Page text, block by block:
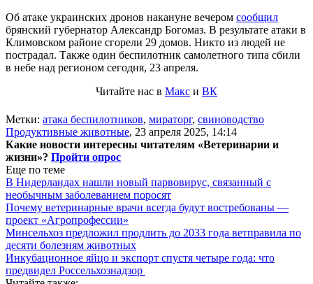
Об атаке украинских дронов накануне вечером сообщил
брянский губернатор Александр Богомаз. В результате атаки в
Климовском районе сгорели 29 домов. Никто из людей не
пострадал. Также один беспилотник самолетного типа сбили
в небе над регионом сегодня, 23 апреля.
Читайте нас в Макс и ВК
Метки: атака беспилотников, мираторг, свиноводство
Продуктивные животные, 23 апреля 2025, 14:14
Какие новости интересны читателям «Ветеринарии и
жизни»? Пройти опрос
Еще по теме
В Нидерландах нашли новый парвовирус, связанный с
необычным заболеванием поросят
Почему ветеринарные врачи всегда будут востребованы —
проект «Агропрофессии»
Минсельхоз предложил продлить до 2033 года ветправила по
десяти болезням животных
Инкубационное яйцо и экспорт спустя четыре года: что
предвидел Россельхознадзор